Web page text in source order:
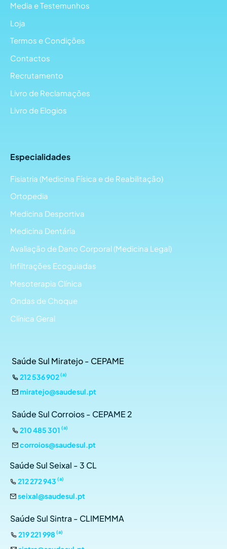
Media e Testemunhos
Loja
Termos e Condições
Contactos
Recrutamento
Livro de Reclamações
Livro de Elogios
Especialidades
Fisiatria (Medicina Física e de Reabilitação)
Ortopedia
Medicina Desportiva
Medicina Dentária
Avaliação de Dano Corporal (Medicina Legal)
Infiltrações Ecoguiadas
Mesoterapia Clínica
Ondas de Choque
Clínica Geral
Saúde Sul Miratejo - CEPAME
212 536 902(a)
miratejo@saudesul.pt
Saúde Sul Corroios - CEPAME 2
210 485 301 (a)
corroios@saudesul.pt
Saúde Sul Seixal - 3 CL
212 272 943 (a)
seixal@saudesul.pt
Saúde Sul Sintra - CLIMEMMA
219 221 998 (a)